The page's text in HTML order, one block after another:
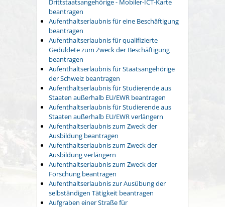
beantragen
Aufenthaltserlaubnis für eine Beschäftigung
beantragen
Aufenthaltserlaubnis für qualifizierte
Geduldete zum Zweck der Beschäftigung
beantragen
Aufenthaltserlaubnis für Staatsangehörige
der Schweiz beantragen
Aufenthaltserlaubnis für Studierende aus
Staaten außerhalb EU/EWR beantragen
Aufenthaltserlaubnis für Studierende aus
Staaten außerhalb EU/EWR verlängern
Aufenthaltserlaubnis zum Zweck der
Ausbildung beantragen
Aufenthaltserlaubnis zum Zweck der
Ausbildung verlängern
Aufenthaltserlaubnis zum Zweck der
Forschung beantragen
Aufenthaltserlaubnis zur Ausübung der
selbständigen Tätigkeit beantragen
Aufgraben einer Straße für